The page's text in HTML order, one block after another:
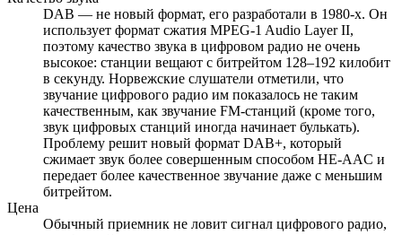
DAB — не новый формат, его разработали в 1980-х. Он
использует формат сжатия MPEG-1 Audio Layer II,
поэтому качество звука в цифровом радио не очень
высокое: станции вещают с битрейтом 128–192 килобит
в секунду. Норвежские слушатели отметили, что
звучание цифрового радио им показалось не таким
качественным, как звучание FM-станций (кроме того,
звук цифровых станций иногда начинает булькать).
Проблему решит новый формат DAB+, который
сжимает звук более совершенным способом HE-AAC и
передает более качественное звучание даже с меньшим
битрейтом.
Цена
Обычный приемник не ловит сигнал цифрового радио,